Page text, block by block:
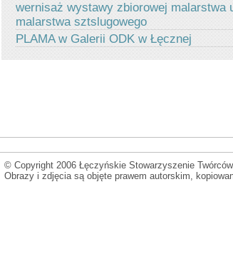
wernisaż wystawy zbiorowej malarstwa
malarstwa sztslugowego
PLAMA w Galerii ODK w Łęcznej
© Copyright 2006 Łęczyńskie Stowarzyszenie
Obrazy i zdjęcia są objęte prawem autorskim,